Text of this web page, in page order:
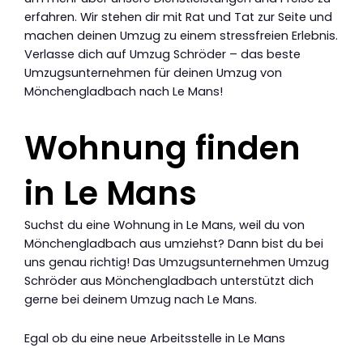
erfahren. Wir stehen dir mit Rat und Tat zur Seite und
machen deinen Umzug zu einem stressfreien Erlebnis.
Verlasse dich auf Umzug Schröder – das beste
Umzugsunternehmen für deinen Umzug von
Mönchengladbach nach Le Mans!
Wohnung finden
in Le Mans
Suchst du eine Wohnung in Le Mans, weil du von
Mönchengladbach aus umziehst? Dann bist du bei
uns genau richtig! Das Umzugsunternehmen Umzug
Schröder aus Mönchengladbach unterstützt dich
gerne bei deinem Umzug nach Le Mans.
Egal ob du eine neue Arbeitsstelle in Le Mans